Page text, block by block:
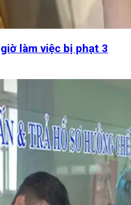
làm việc bị phạt 3